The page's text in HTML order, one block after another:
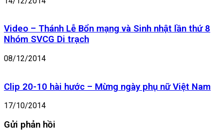
Video – Thánh Lễ Bổn mạng và Sinh nhật lần thứ 8
Nhóm SVCG Di trạch
08/12/2014
Clip 20-10 hài hước – Mừng ngày phụ nữ Việt Nam
17/10/2014
Gửi phản hồi